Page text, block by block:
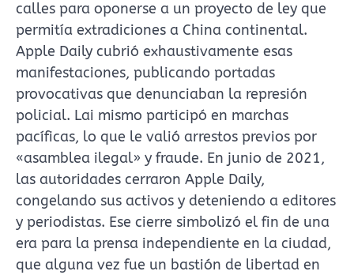
calles para oponerse a un proyecto de ley que
permitía extradiciones a China continental.
Apple Daily cubrió exhaustivamente esas
manifestaciones, publicando portadas
provocativas que denunciaban la represión
policial. Lai mismo participó en marchas
pacíficas, lo que le valió arrestos previos por
«asamblea ilegal» y fraude. En junio de 2021,
las autoridades cerraron Apple Daily,
congelando sus activos y deteniendo a editores
y periodistas. Ese cierre simbolizó el fin de una
era para la prensa independiente en la ciudad,
que alguna vez fue un bastión de libertad en